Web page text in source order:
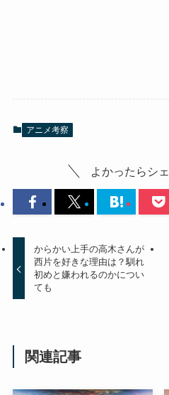
アニメ考察
よかったらシ
からかい上手の高木さんが
西片を好きな理由は？馴れ
初めと嫌われるのかについ
ても
関連記事